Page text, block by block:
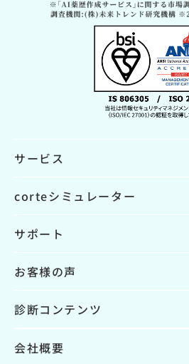
サービス
corteシミュレーター
サポート
お客様の声
診断コンテンツ
会社概要